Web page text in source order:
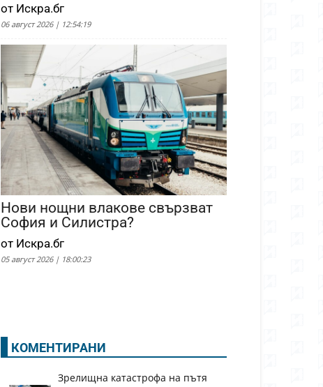
от Искра.бг
06 август 2026 | 12:54:19
Нови нощни влакове свързват
София и Силистра?
от Искра.бг
05 август 2026 | 18:00:23
КОМЕНТИРАНИ
Зрелищна катастрофа на пътя